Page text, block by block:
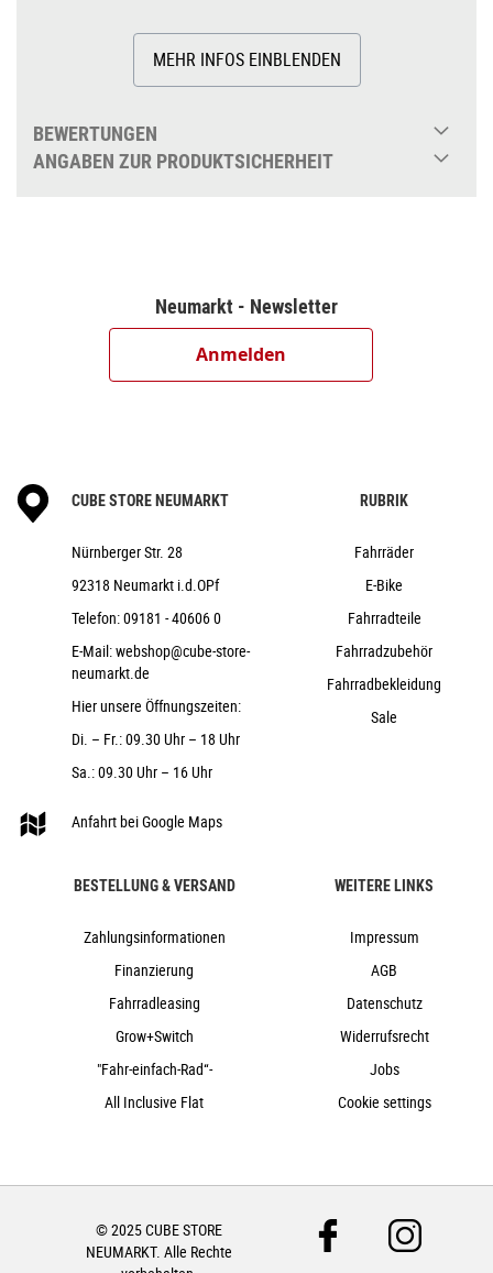
85Nm
Bosch PowerTube 625
bis 625Wh
Bosch LED Remote
Shimano BR-MT200, Hydr. Disc Brake
(180/180)
KMC X11
Shimano HB-MT400-B, 15mm, Boost,
Shimano FH-MT400-B, 12mm, Boost,
CUBE Performance Stem E-MTB, 31.8mm
ACID React Pro / EE: ACID Hybrid Perform
ACROS AZF-1035, ICR (Integrated Cable
Bottom Zero-Stack 1 1/2" (ZS 56mm)
ACID PP MTB
CUBE Performance Post, 30.9mm
Natural Fit Sequence
23,8 kg
Cube
e-Bike, Hardtail, Mountainbike
Tiefeinstieg
Scheibenbremsen hydraulisch
nein
27,5"
nein
625Wh
nein
MEHR INFOS EINBLENDEN
BEWERTUNGEN
ANGABEN ZUR PRODUKTSICHERHEIT
Neumarkt - Newsletter
Anmelden
CUBE STORE NEUMARKT
Nürnberger Str. 28
92318 Neumarkt i.d.OPf
Telefon:09181 - 40606 0
E-Mail:webshop@cube-store-
neumarkt.de
Hier unsere Öffnungszeiten:
Di. – Fr.: 09.30 Uhr – 18 Uhr
Sa.: 09.30 Uhr – 16 Uhr
Anfahrt bei Google Maps
RUBRIK
Fahrräder
E-Bike
Fahrradteile
Fahrradzubehör
Fahrradbekleidung
Sale
BESTELLUNG & VERSAND
Zahlungsinformationen
Finanzierung
Fahrradleasing
Grow+Switch
"Fahr-einfach-Rad“-
All Inclusive Flat
WEITERE LINKS
Impressum
AGB
Datenschutz
Widerrufsrecht
Jobs
Cookie settings
© 2025 CUBE STORE
NEUMARKT. Alle Rechte